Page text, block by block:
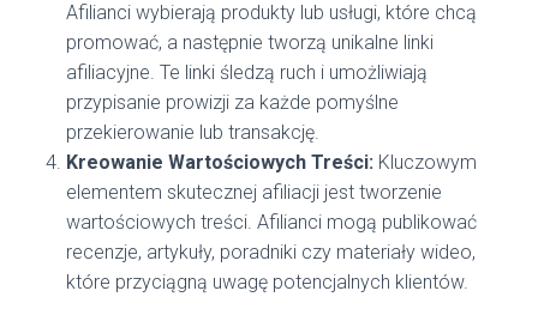
Afilianci wybierają produkty lub usługi, które chcą
promować, a następnie tworzą unikalne linki
afiliacyjne. Te linki śledzą ruch i umożliwiają
przypisanie prowizji za każde pomyślne
przekierowanie lub transakcję.
Kreowanie Wartościowych Treści: Kluczowym
elementem skutecznej afiliacji jest tworzenie
wartościowych treści. Afilianci mogą publikować
recenzje, artykuły, poradniki czy materiały wideo,
które przyciągną uwagę potencjalnych klientów.